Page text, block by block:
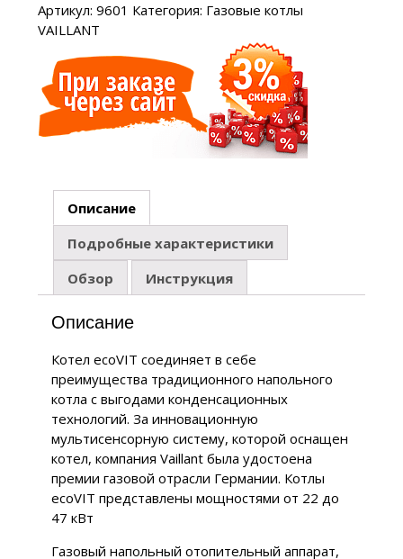
Артикул: 9601 Категория: Газовые котлы
VAILLANT
Описание
Подробные характеристики
Обзор
Инструкция
Описание
Котел ecoVIT соединяет в себе
преимущества традиционного напольного
котла с выгодами конденсационных
технологий. За инновационную
мультисенсорную систему, которой оснащен
котел, компания Vaillant была удостоена
премии газовой отрасли Германии. Котлы
ecoVIT представлены мощностями от 22 до
47 кВт
Газовый напольный отопительный аппарат,